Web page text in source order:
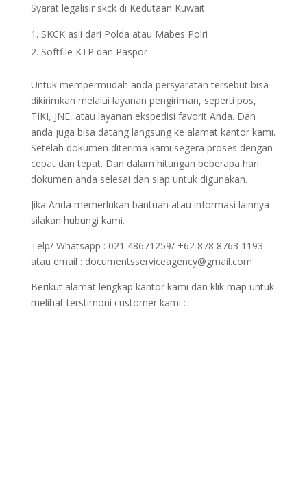
Syarat legalisir skck di Kedutaan Kuwait
SKCK asli dari Polda atau Mabes Polri
Softfile KTP dan Paspor
Untuk mempermudah anda persyaratan tersebut bisa
dikirimkan melalui layanan pengiriman, seperti pos,
TIKI, JNE, atau layanan ekspedisi favorit Anda. Dan
anda juga bisa datang langsung ke alamat kantor kami.
Setelah dokumen diterima kami segera proses dengan
cepat dan tepat. Dan dalam hitungan beberapa hari
dokumen anda selesai dan siap untuk digunakan.
Jika Anda memerlukan bantuan atau informasi lainnya
silakan hubungi kami.
Telp/ Whatsapp : 021 48671259/ +62 878 8763 1193
atau email : documentsserviceagency@gmail.com
Berikut alamat lengkap kantor kami dan klik map untuk
melihat terstimoni customer kami :